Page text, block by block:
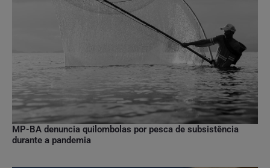
MP-BA denuncia quilombolas por pesca de subsistência
durante a pandemia